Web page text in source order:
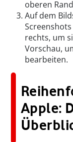
oberen
Auf dem
rechts, um
Vorschau,
bearbeiten.
Apple: